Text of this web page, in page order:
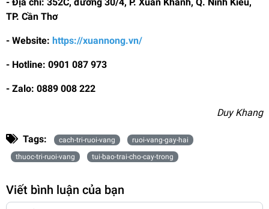
TP. Cần Thơ
- Website: https://xuannong.vn/
- Hotline: 0901 087 973
- Zalo: 0889 008 222
Duy Khang
Tags: cach-tri-ruoi-vang
ruoi-vang-gay-hai
thuoc-tri-ruoi-vang
tui-bao-trai-cho-cay-trong
Viết bình luận của bạn